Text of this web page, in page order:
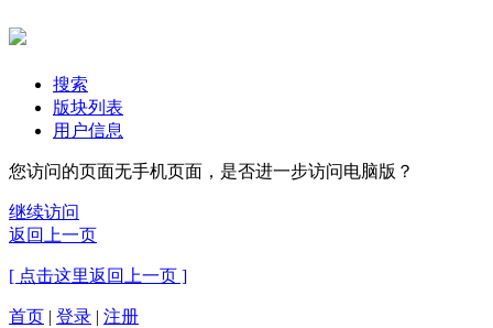
搜索
版块列表
用户信息
您访问的页面无手机页面，是否进一步访问电脑版？
继续访问
返回上一页
[ 点击这里返回上一页 ]
首页 | 登录 | 注册